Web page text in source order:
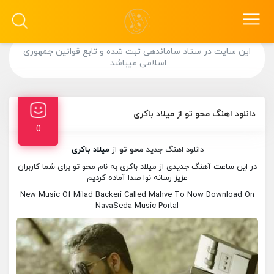
این سایت در ستاد ساماندهی ثبت شده و تابع قوانین جمهوری
اسلامی میباشد.
دانلود اهنگ محو تو از میلاد باکری
0
دانلود اهنگ جدید محو تو از میلاد باکری
در این ساعت آهنگ جدیدی از میلاد باکری به نام محو تو برای شما کاربران
عزیز رسانه نوا صدا آماده کردیم
New Music Of Milad Backeri Called Mahve To Now Download On
NavaSeda Music Portal